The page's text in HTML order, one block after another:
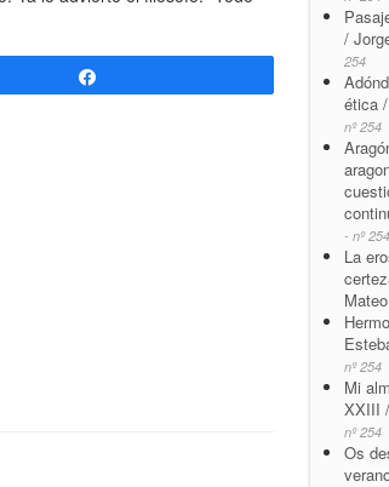
/
254
ética
nº 254
- nº 254
La
Mateo
nº 254
Mi
XXIII
nº 254
Os